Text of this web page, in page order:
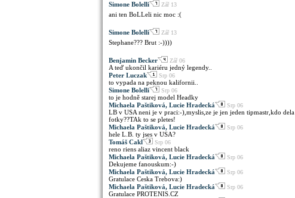
Simone Bolelli Zář 13
ani ten BoLLeli nic moc :(
Simone Bolelli Zář 13
Stephane??? Brut :-))))
Benjamin Becker Zář 06
A teď ukončil kariéru jedný legendy..
Peter Luczak
Srp 06
to vypada na peknou kalifornii..
Simone Bolelli
Srp 06
to je hodně starej model Headky
Michaela Paštiková, Lucie Hradecká
Srp 06
LB v USA neni je v praci:-),myslis,ze je jen jeden tipmastr,kdo dela
fotky??TAk to se pletes!
Michaela Paštiková, Lucie Hradecká
Srp 06
hele L.B. ty jses v USA?
Tomáš Cakl
Srp 06
reno riens aliaz vincent black
Michaela Paštiková, Lucie Hradecká
Srp 06
Dekujeme fanouskum:-)
Michaela Paštiková, Lucie Hradecká
Srp 06
Gratulace Ceska Trebova:)
Michaela Paštiková, Lucie Hradecká
Srp 06
Gratulace PROTENIS.CZ